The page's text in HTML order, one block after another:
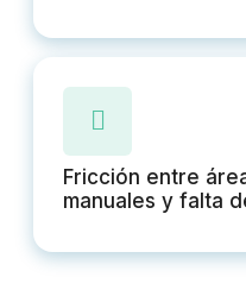
Fricción entre
manuales y falta